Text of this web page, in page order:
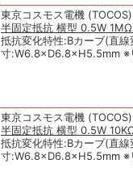
東京コスモス電機 (TOCOS)
半固定抵抗 横型 0.5W
抵抗変化特性:Bカーブ(直
寸:W6.8×D6.8×H5.5mm ※
東京コスモス電機 (TOCOS)
半固定抵抗 横型 0.5W
抵抗変化特性:Bカーブ(直
寸:W6.8×D6.8×H5.5mm ※